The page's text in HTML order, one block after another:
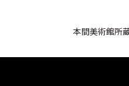
本間美術館所